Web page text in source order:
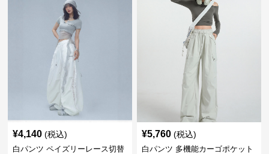
¥4,140 (税込)
白パンツ ペイズリーレース切替
¥5,760 (税込)
白パンツ 多機能カーゴポケット